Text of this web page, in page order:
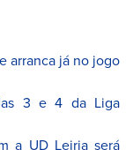
arranca já no jogo
3 e 4 da Liga
a UD Leiria será